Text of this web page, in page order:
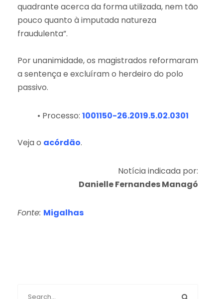
quadrante acerca da forma utilizada, nem tão
pouco quanto à imputada natureza
fraudulenta”.
Por unanimidade, os magistrados reformaram
a sentença e excluíram o herdeiro do polo
passivo.
• Processo: 1001150-26.2019.5.02.0301
Veja o acórdão.
Notícia indicada por:
Danielle Fernandes Managó
Fonte: Migalhas